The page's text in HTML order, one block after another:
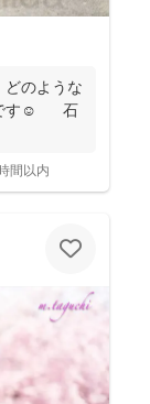
どのような
☺️ 石
間以内